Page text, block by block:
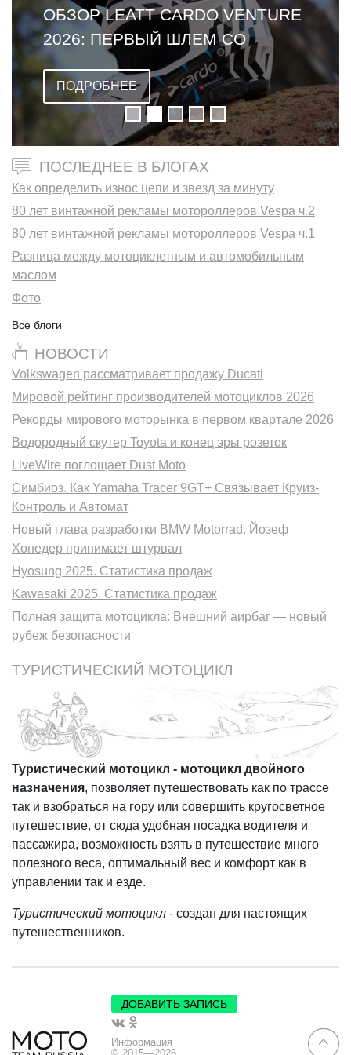
ОБЗОР LEATT CARDO VENTURE
2026: ПЕРВЫЙ ШЛЕМ СО
ВСТРОЕННОЙ ГАРНИТУРОЙ
ПОДРОБНЕЕ
ПОСЛЕДНЕЕ В БЛОГАХ
Как определить износ цепи и звезд за минуту
80 лет винтажной рекламы мотороллеров Vespa ч.2
80 лет винтажной рекламы мотороллеров Vespa ч.1
Разница между мотоциклетным и автомобильным
маслом
Фото
Все блоги
НОВОСТИ
Volkswagen рассматривает продажу Ducati
Мировой рейтинг производителей мотоциклов 2026
Рекорды мирового моторынка в первом квартале 2026
Водородный скутер Toyota и конец эры розеток
LiveWire поглощает Dust Moto
Симбиоз. Как Yamaha Tracer 9GT+ Связывает Круиз-
Контроль и Автомат
Новый глава разработки BMW Motorrad. Йозеф
Хонедер принимает штурвал
Hyosung 2025. Статистика продаж
Kawasaki 2025. Статистика продаж
Полная защита мотоцикла: Внешний аирбаг — новый
рубеж безопасности
ТУРИСТИЧЕСКИЙ МОТОЦИКЛ
Туристический мотоцикл - мотоцикл двойного
назначения, позволяет путешествовать как по трассе
так и взобраться на гору или совершить кругосветное
путешествие, от сюда удобная посадка водителя и
пассажира, возможность взять в путешествие много
полезного веса, оптимальный вес и комфорт как в
управлении так и езде.
Туристический мотоцикл - создан для настоящих
путешественников.
ДОБАВИТЬ ЗАПИСЬ
Информация